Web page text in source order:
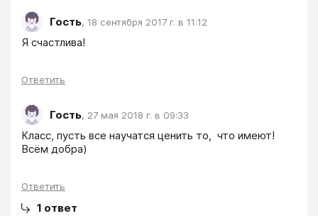
Гость, 18 сентября 2017 г. в 11:12
Я счастлива!
Ответить
Гость, 27 мая 2018 г. в 09:33
Класс, пусть все научатся ценить то,  что имеют!
Всём добра)
Ответить
1 ответ